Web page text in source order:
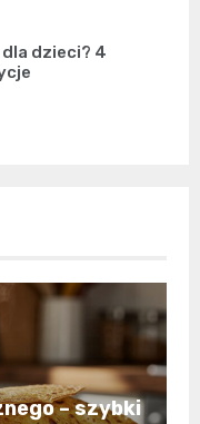
dla dzieci? 4
– szybki